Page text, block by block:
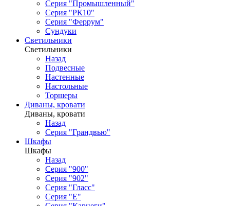
Серия "Промышленный"
Серия "РК10"
Серия "Феррум"
Сундуки
Светильники
Светильники
Назад
Подвесные
Настенные
Настольные
Торшеры
Диваны, кровати
Диваны, кровати
Назад
Серия "Грандвью"
Шкафы
Шкафы
Назад
Серия "900"
Серия "902"
Серия "Гласс"
Серия "Е"